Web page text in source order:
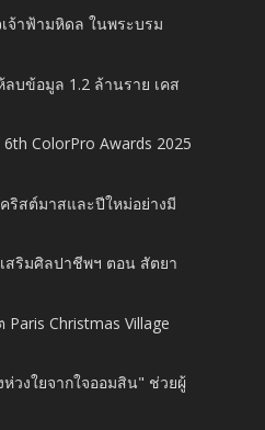
จ้าฟ้ามหิดล ในพระบรม
ลบข้อมูล 1.2 ล้านราย เคส
ColorPro Awards 2025
ริสต์มาสและปีใหม่อย่างมี
สริมศิลปาชีพฯ ตอน สัตยา
Christmas Village
วงใยจากใจออมสิน" ช่วยผู้